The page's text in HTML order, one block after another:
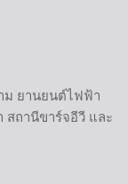
ม ยานยนต์ไฟฟ้า
ถานีขาร์จอีวี และ